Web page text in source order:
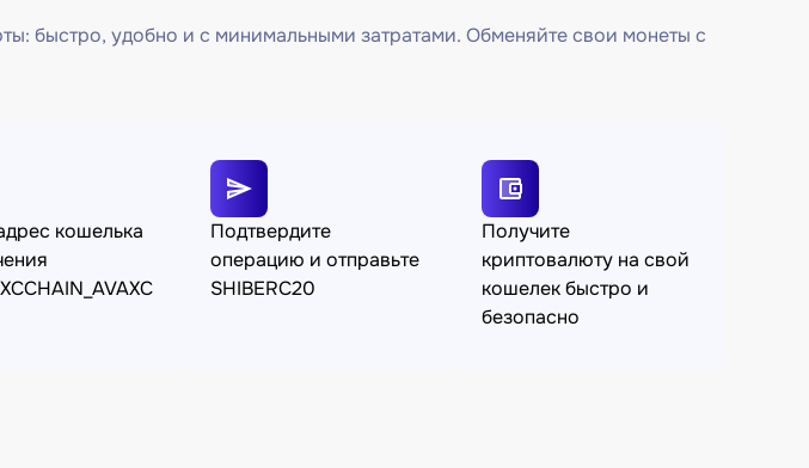
быстро, удобно и с минимальными затратами. Обменяйте свои монеты с
кошелька
Подтвердите
операцию и отправьте
SHIBERC20
Получите
криптовалюту на свой
кошелек быстро и
безопасно